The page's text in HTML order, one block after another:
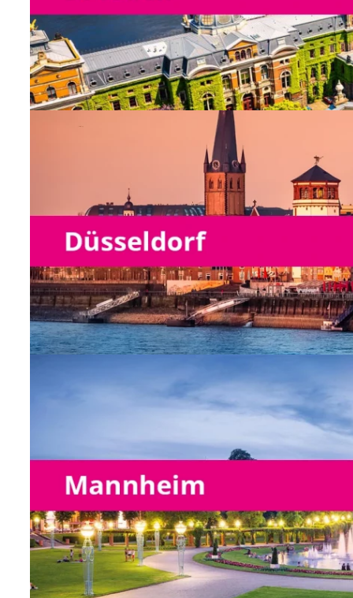
keine offenen Positionen
Niederlassung Düsseldorf
Vertriebsmitarbeiter/-in im
Außendienst
Niederlassung Mannheim
keine offenen Positionen